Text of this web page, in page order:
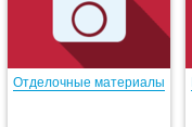
Отделочные материалы